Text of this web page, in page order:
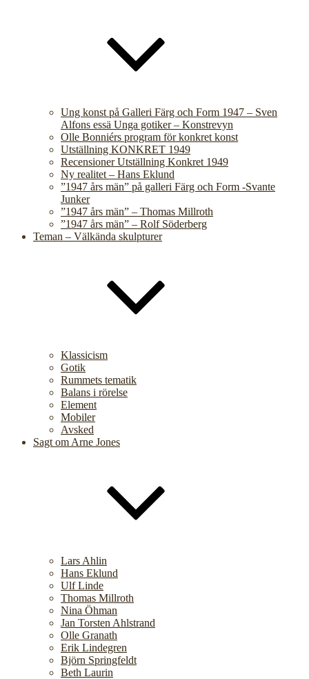
Ung konst på Galleri Färg och Form 1947 – Sven
Alfons essä Unga gotiker – Konstrevyn
Olle Bonniérs program för konkret konst
Utställning KONKRET 1949
Recensioner Utställning Konkret 1949
Ny realitet – Hans Eklund
”1947 års män” på galleri Färg och Form -Svante
Junker
”1947 års män” – Thomas Millroth
”1947 års män” – Rolf Söderberg
Teman – Välkända skulpturer
Klassicism
Gotik
Rummets tematik
Balans i rörelse
Element
Mobiler
Avsked
Sagt om Arne Jones
Lars Ahlin
Hans Eklund
Ulf Linde
Thomas Millroth
Nina Öhman
Jan Torsten Ahlstrand
Olle Granath
Erik Lindegren
Björn Springfeldt
Beth Laurin